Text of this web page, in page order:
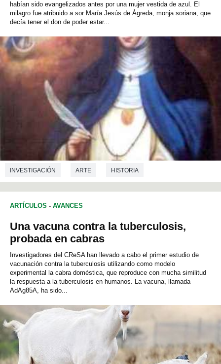
habían sido evangelizados antes por una mujer vestida de azul. El
milagro fue atribuido a sor María Jesús de Ágreda, monja soriana, que
decía tener el don de poder estar...
INVESTIGACIÓN ARTE HISTORIA
HISTORIA DEL ARTE
ARTÍCULOS - AVANCES
Una vacuna contra la tuberculosis,
probada en cabras
Investigadores del CReSA han llevado a cabo el primer estudio de
vacunación contra la tuberculosis utilizando como modelo
experimental la cabra doméstica, que reproduce con mucha similitud
la respuesta a la tuberculosis en humanos. La vacuna, llamada
AdAg85A, ha sido...